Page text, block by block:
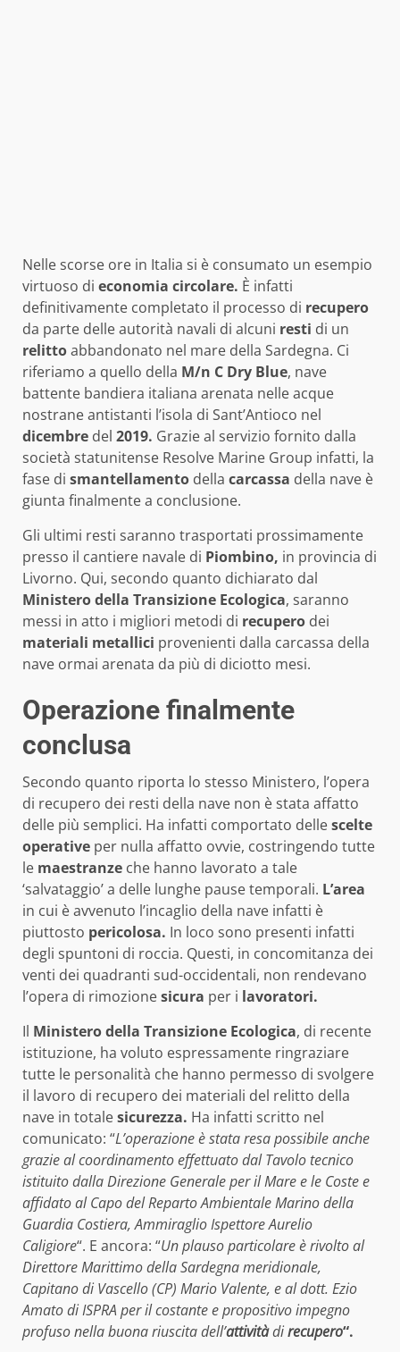
Nelle scorse ore in Italia si è consumato un esempio
virtuoso di economia circolare. È infatti
definitivamente completato il processo di recupero
da parte delle autorità navali di alcuni resti di un
relittoabbandonato nel mare della Sardegna. Ci
riferiamo a quello della M/n C Dry Blue, nave
battente bandiera italiana arenata nelle acque
nostrane antistanti l’isola di Sant’Antioco nel
dicembre del 2019. Grazie al servizio fornito dalla
società statunitense Resolve Marine Group infatti, la
fase di smantellamento della carcassa della nave è
giunta finalmente a conclusione.
Gli ultimi resti saranno trasportati prossimamente
presso il cantiere navale di Piombino, in provincia di
Livorno. Qui, secondo quanto dichiarato dal
Ministero della Transizione Ecologica, saranno
messi in atto i migliori metodi di recupero dei
materiali metallici provenienti dalla carcassa della
nave ormai arenata da più di diciotto mesi.
Operazione finalmente
conclusa
Secondo quanto riporta lo stesso Ministero, l’opera
di recupero dei resti della nave non è stata affatto
delle più semplici. Ha infatti comportato dellescelte
operative per nulla affatto ovvie, costringendo tutte
le maestranze che hanno lavorato a tale
‘salvataggio’ a delle lunghe pause temporali. L’area
in cui è avvenuto l’incaglio della nave infatti è
piuttosto pericolosa. In loco sono presenti infatti
degli spuntoni di roccia. Questi, in concomitanza dei
venti dei quadranti sud-occidentali, non rendevano
l’opera di rimozionesicura per i lavoratori.
Il Ministero della Transizione Ecologica, di recente
istituzione, ha voluto espressamente ringraziare
tutte le personalità che hanno permesso di svolgere
il lavoro di recupero dei materiali del relitto della
nave in totalesicurezza. Ha infatti scritto nel
comunicato: “L’operazione è stata resa possibile anche
grazie al coordinamento effettuato dal Tavolo tecnico
istituito dalla Direzione Generale per il Mare e le Coste e
affidato al Capo del Reparto Ambientale Marino della
Guardia Costiera, Ammiraglio Ispettore Aurelio
Caligiore“. E ancora: “Un plauso particolare è rivolto al
Direttore Marittimo della Sardegna meridionale,
Capitano di Vascello (CP) Mario Valente, e al dott. Ezio
Amato di ISPRA per il costante e propositivo impegno
profuso nella buona riuscita dell’attivitàdirecupero“.